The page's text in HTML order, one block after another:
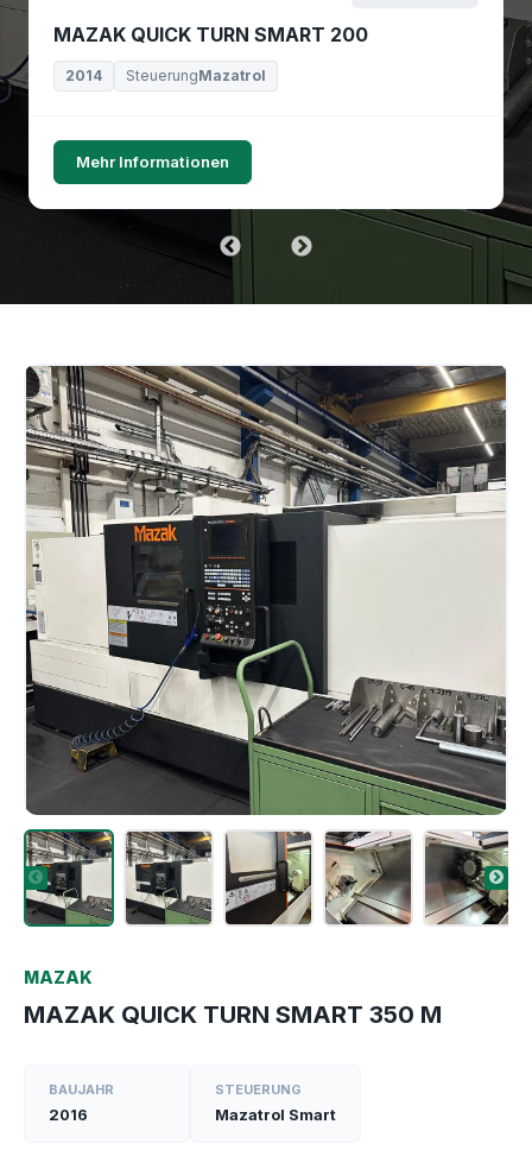
MAZAK QUICK TURN SMART 200
2014 SteuerungMazatrol
Mehr Informationen
MAZAK
MAZAK QUICK TURN SMART 350 M
BAUJAHR
2016
STEUERUNG
Mazatrol Smart